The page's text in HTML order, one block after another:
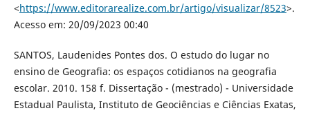
<https://www.editorarealize.com.br/artigo/visualizar/8523>.
Acesso em: 20/09/2023 00:40
SANTOS, Laudenides Pontes dos. O estudo do lugar no
ensino de Geografia: os espaços cotidianos na geografia
escolar. 2010. 158 f. Dissertação - (mestrado) - Universidade
Estadual Paulista, Instituto de Geociências e Ciências Exatas,